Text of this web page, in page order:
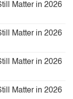
Matter in 2026
Matter in 2026
Matter in 2026
Matter in 2026